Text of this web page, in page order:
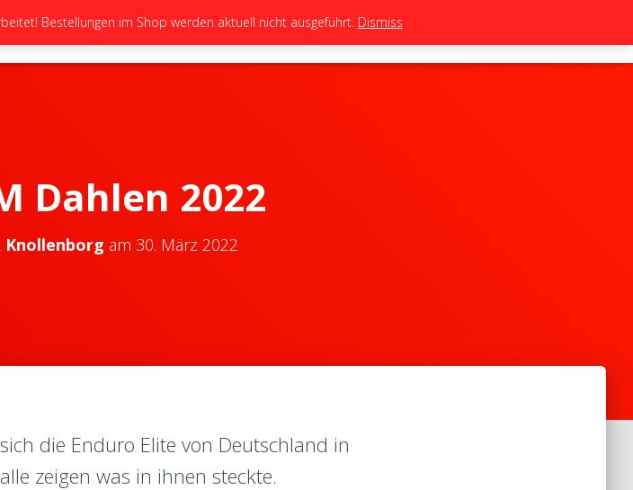
NEUIGKEITEN GALERIE TEAM TUNING BIKES
Dahlen 2022
Knollenborg am 30. März 2022
die Enduro Elite von Deutschland in
zeigen was in ihnen steckte.
Bestellungen im Shop werden aktuell nicht ausgeführt. Dismiss